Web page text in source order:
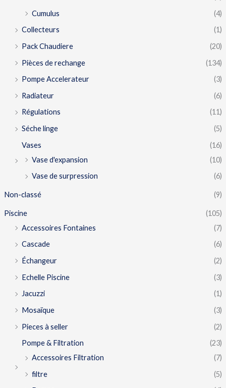
Cumulus
(4)
Collecteurs
(1)
Pack Chaudiere
(20)
Pièces de rechange
(134)
Pompe Accelerateur
(3)
Radiateur
(6)
Régulations
(11)
Séche linge
(5)
Vases
(16)
Vase d'expansion
(10)
Vase de surpression
(6)
Non-classé (9)
Piscine
(105)
Accessoires Fontaines
(7)
Cascade
(6)
Échangeur
(2)
Echelle Piscine
(3)
Jacuzzi
(1)
Mosaïque
(3)
Pieces à seller
(2)
Pompe & Filtration
(23)
Accessoires Filtration
(7)
filtre
(5)